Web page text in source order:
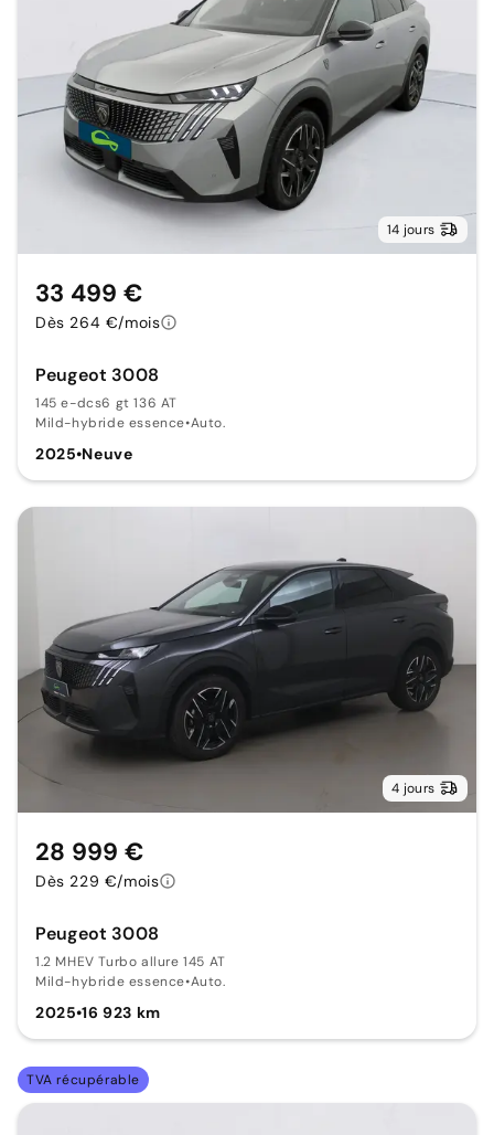
14 jours
Peugeot 3008
145 e-dcs6 gt 136 AT
Mild-hybride essence•Auto.
2025•Neuve
33 499 €
Dès 264 €/mois
4 jours
Peugeot 3008
1.2 MHEV Turbo allure 145 AT
Mild-hybride essence•Auto.
2025•16 923 km
28 999 €
Dès 229 €/mois
TVA récupérable